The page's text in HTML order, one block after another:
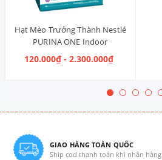
Hạt Mèo Trưởng Thành Nestlé
PURINA ONE Indoor
Advantage Salmon & Tuna [Vị
Cá Hồi & Cá Ngừ]
120.000₫ - 2.300.000₫
GIAO HÀNG TOÀN QUỐC
Ship cod thanh toán khi nhận hàng